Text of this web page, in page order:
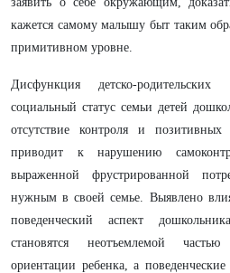
кажется самому малышу быт таким
примитивном уровне.
Дисфункция детско-
социальный статус семьи детей
отсутствие контроля и
приводит к нарушению
выраженной фрустрированной
нужным в своей семье. Выявлено
поведенческий аспект
становятся неотъемлемой частью
ориентации ребенка, а